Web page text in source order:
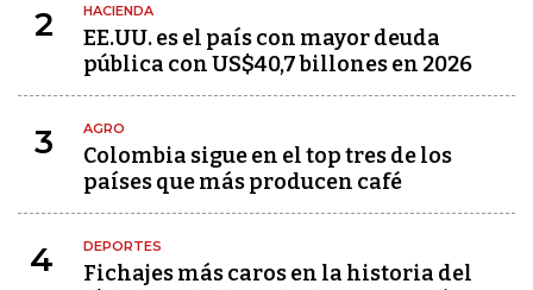
2 HACIENDA
EE.UU. es el país con mayor deuda
pública con US$40,7 billones en 2026
3 AGRO
Colombia sigue en el top tres de los
países que más producen café
4 DEPORTES
Fichajes más caros en la historia del